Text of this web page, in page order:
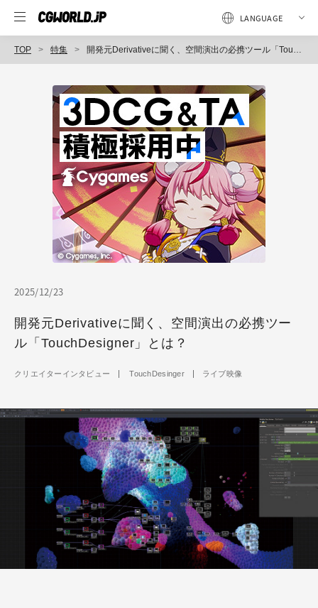
TOP 特集 開発元Derivativeに聞く、空間演出の必携ツール「TouchDesigner」とは？
2025/12/23
開発元Derivativeに聞く、空間演出の必携ツー
ル「TouchDesigner」とは？
クリエイターインタビュー TouchDesinger ライブ映像